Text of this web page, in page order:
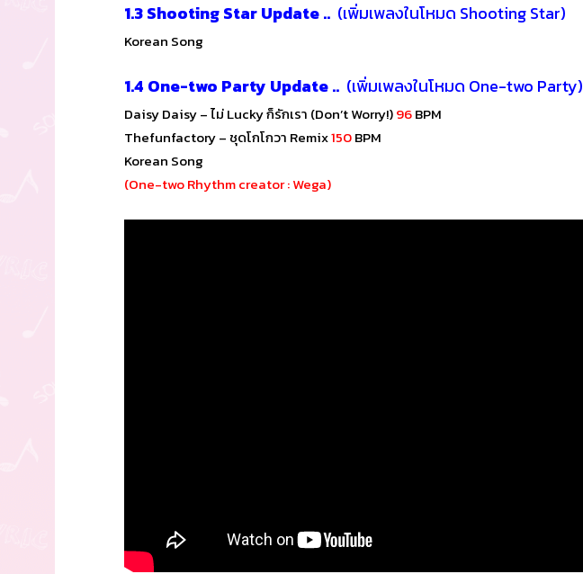
1.3 Shooting Star Update .. (เพิ่มเพลงในโหมด Shooting Star)
Korean Song
1.4 One-two Party Update .. (เพิ่มเพลงในโหมด One-two Party)
Daisy Daisy – ไม่ Lucky ก็รักเรา (Don’t Worry!)96BPM
Thefunfactory – ชุดโกโกวา Remix150BPM
Korean Song
(One-two Rhythm creator : Wega)